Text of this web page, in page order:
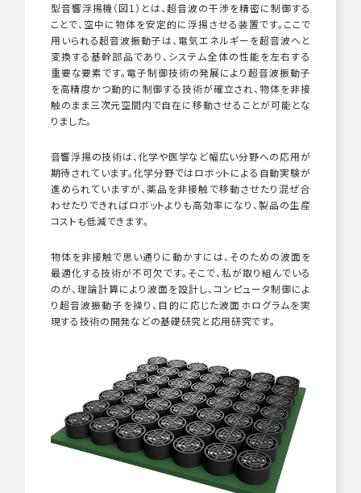
型音響浮揚機（図1）とは、超音波の干渉を精密に制御する
ことで、空中に物体を安定的に浮揚させる装置です。ここで
用いられる超音波振動子は、電気エネルギーを超音波へと
変換する基幹部品であり、システム全体の性能を左右する
重要な要素です。電子制御技術の発展により超音波振動子
を高精度かつ動的に制御する技術が確立され、物体を非接
触のまま三次元空間内で自在に移動させることが可能とな
りました。
音響浮揚の技術は、化学や医学など幅広い分野への応用が
期待されています。化学分野ではロボットによる自動実験が
進められていますが、薬品を非接触で移動させたり混ぜ合
わせたりできればロボットよりも高効率になり、製品の生産
コストも低減できます。
物体を非接触で思い通りに動かすには、そのための波面を
最適化する技術が不可欠です。そこで、私が取り組んでいる
のが、理論計算により波面を設計し、コンピュータ制御によ
り超音波振動子を操り、目的に応じた波面ホログラムを実
現する技術の開発などの基礎研究と応用研究です。